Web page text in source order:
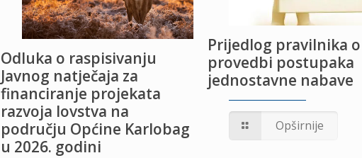
Odluka o raspisivanju
Javnog natječaja za
financiranje projekata
razvoja lovstva na
području Općine Karlobag
u 2026. godini
Prijedlog pravilnika o
provedbi postupaka
jednostavne nabave
Opširnije